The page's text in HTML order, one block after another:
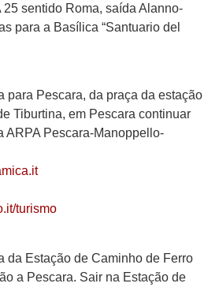
25 sentido Roma, saída Alanno-
para a Basílica “Santuario del
para Pescara, da praça da estação
Tiburtina, em Pescara continuar
ARPA Pescara-Manoppello-
turismo
da Estação de Caminho de Ferro
a Pescara. Sair na Estação de